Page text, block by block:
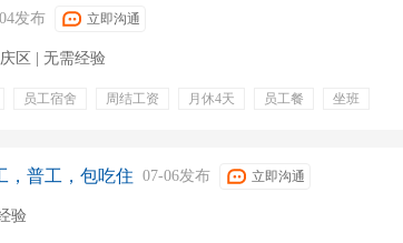
发布 立即沟通
区 | 无需经验
员工宿舍 周结工资 月休4天 员工餐
坐班
，普工，包吃住 07-06发布 立即沟通
验